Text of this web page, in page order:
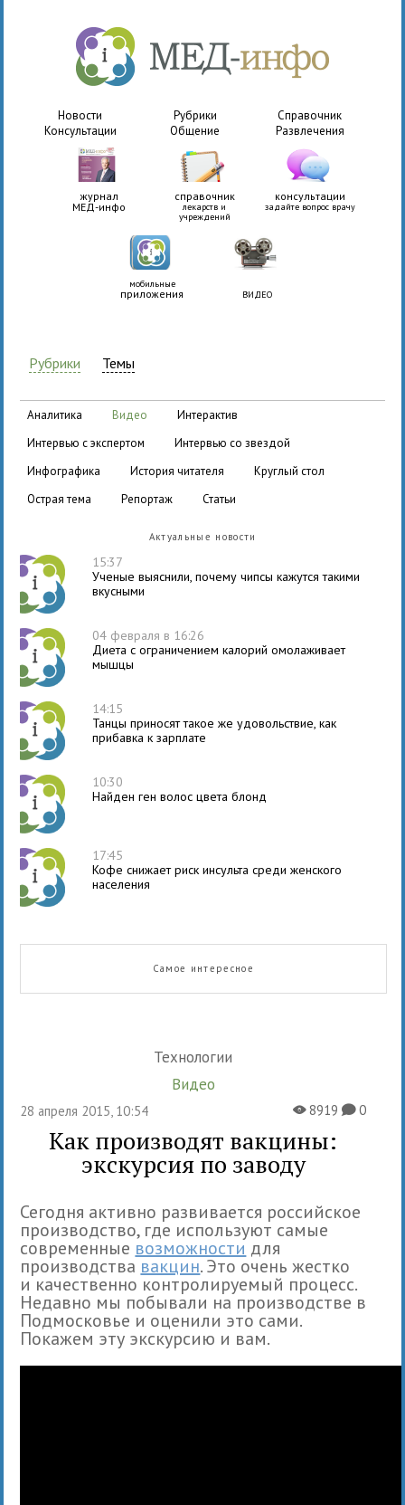
Новости Рубрики
Справочник
Консультации
Общение Развлечения
журнал
МЕД-инфо
справочник
лекарств и
учреждений
консультации
задайте вопрос врачу
мобильные
приложения ВИДЕО
Рубрики Темы
аналитика видео
интерактив
интервью с экспертом
интервью со звездой
инфографика
история читателя
круглый стол
острая тема
репортаж статьи
Актуальные новости
15:37
Ученые выяснили, почему чипсы кажутся такими
вкусными
04 февраля в 16:26
Диета с ограничением калорий омолаживает
мышцы
14:15
Танцы приносят такое же удовольствие, как
прибавка к зарплате
10:30
Найден ген волос цвета блонд
17:45
Кофе снижает риск инсульта среди женского
населения
Самое интересное
Технологии
Видео
28 апреля 2015, 10:54 X8919K0
Как производят вакцины:
экскурсия по заводу
Сегодня активно развивается российское
производство, где используют самые
современные возможности для
производства вакцин. Это очень жестко
и качественно контролируемый процесс.
Недавно мы побывали на производстве в
Подмосковье и оценили это сами.
Покажем эту экскурсию и вам.